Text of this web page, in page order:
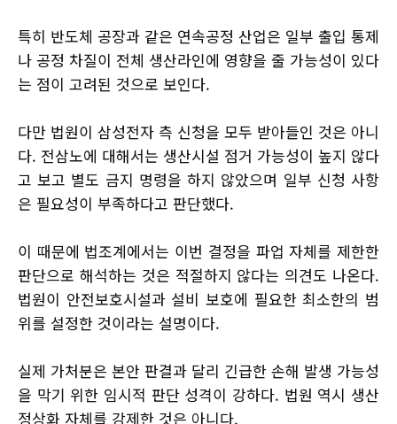
특히 반도체 공장과 같은 연속공정 산업은 일부 출입 통제
나 공정 차질이 전체 생산라인에 영향을 줄 가능성이 있다
는 점이 고려된 것으로 보인다.
다만 법원이 삼성전자 측 신청을 모두 받아들인 것은 아니
다. 전삼노에 대해서는 생산시설 점거 가능성이 높지 않다
고 보고 별도 금지 명령을 하지 않았으며 일부 신청 사항
은 필요성이 부족하다고 판단했다.
이 때문에 법조계에서는 이번 결정을 파업 자체를 제한한
판단으로 해석하는 것은 적절하지 않다는 의견도 나온다.
법원이 안전보호시설과 설비 보호에 필요한 최소한의 범
위를 설정한 것이라는 설명이다.
실제 가처분은 본안 판결과 달리 긴급한 손해 발생 가능성
을 막기 위한 임시적 판단 성격이 강하다. 법원 역시 생산
정상화 자체를 강제한 것은 아니다.